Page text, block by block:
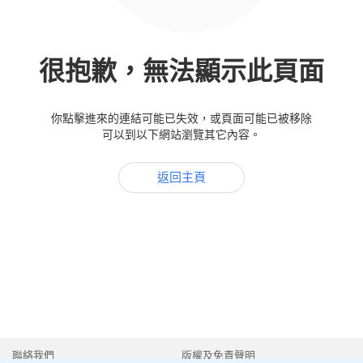
很抱歉，無法顯示此頁面
你點擊進來的連結可能已失效，或頁面可能已被移除
可以到以下網站瀏覽其它內容。
返回主頁
聯絡我們 版權及免責聲明